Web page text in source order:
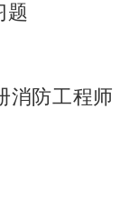
题
消防工程师